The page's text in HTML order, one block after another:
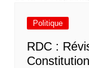
Politique
RDC :